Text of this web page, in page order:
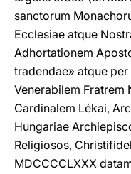
sanctorum
Ecclesiae atque
Adhortationem
tradendae» atque
Venerabilem Fratrem
Cardinalem Lékai,
Hungariae
Religiosos,
MDCCCCLXXX